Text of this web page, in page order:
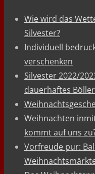
Wie wird das
Silvester?
Individuell
verschenken
Silvester 2022/
dauerhaftes
Weihnachten
kommt auf uns
Vorfreude pur: